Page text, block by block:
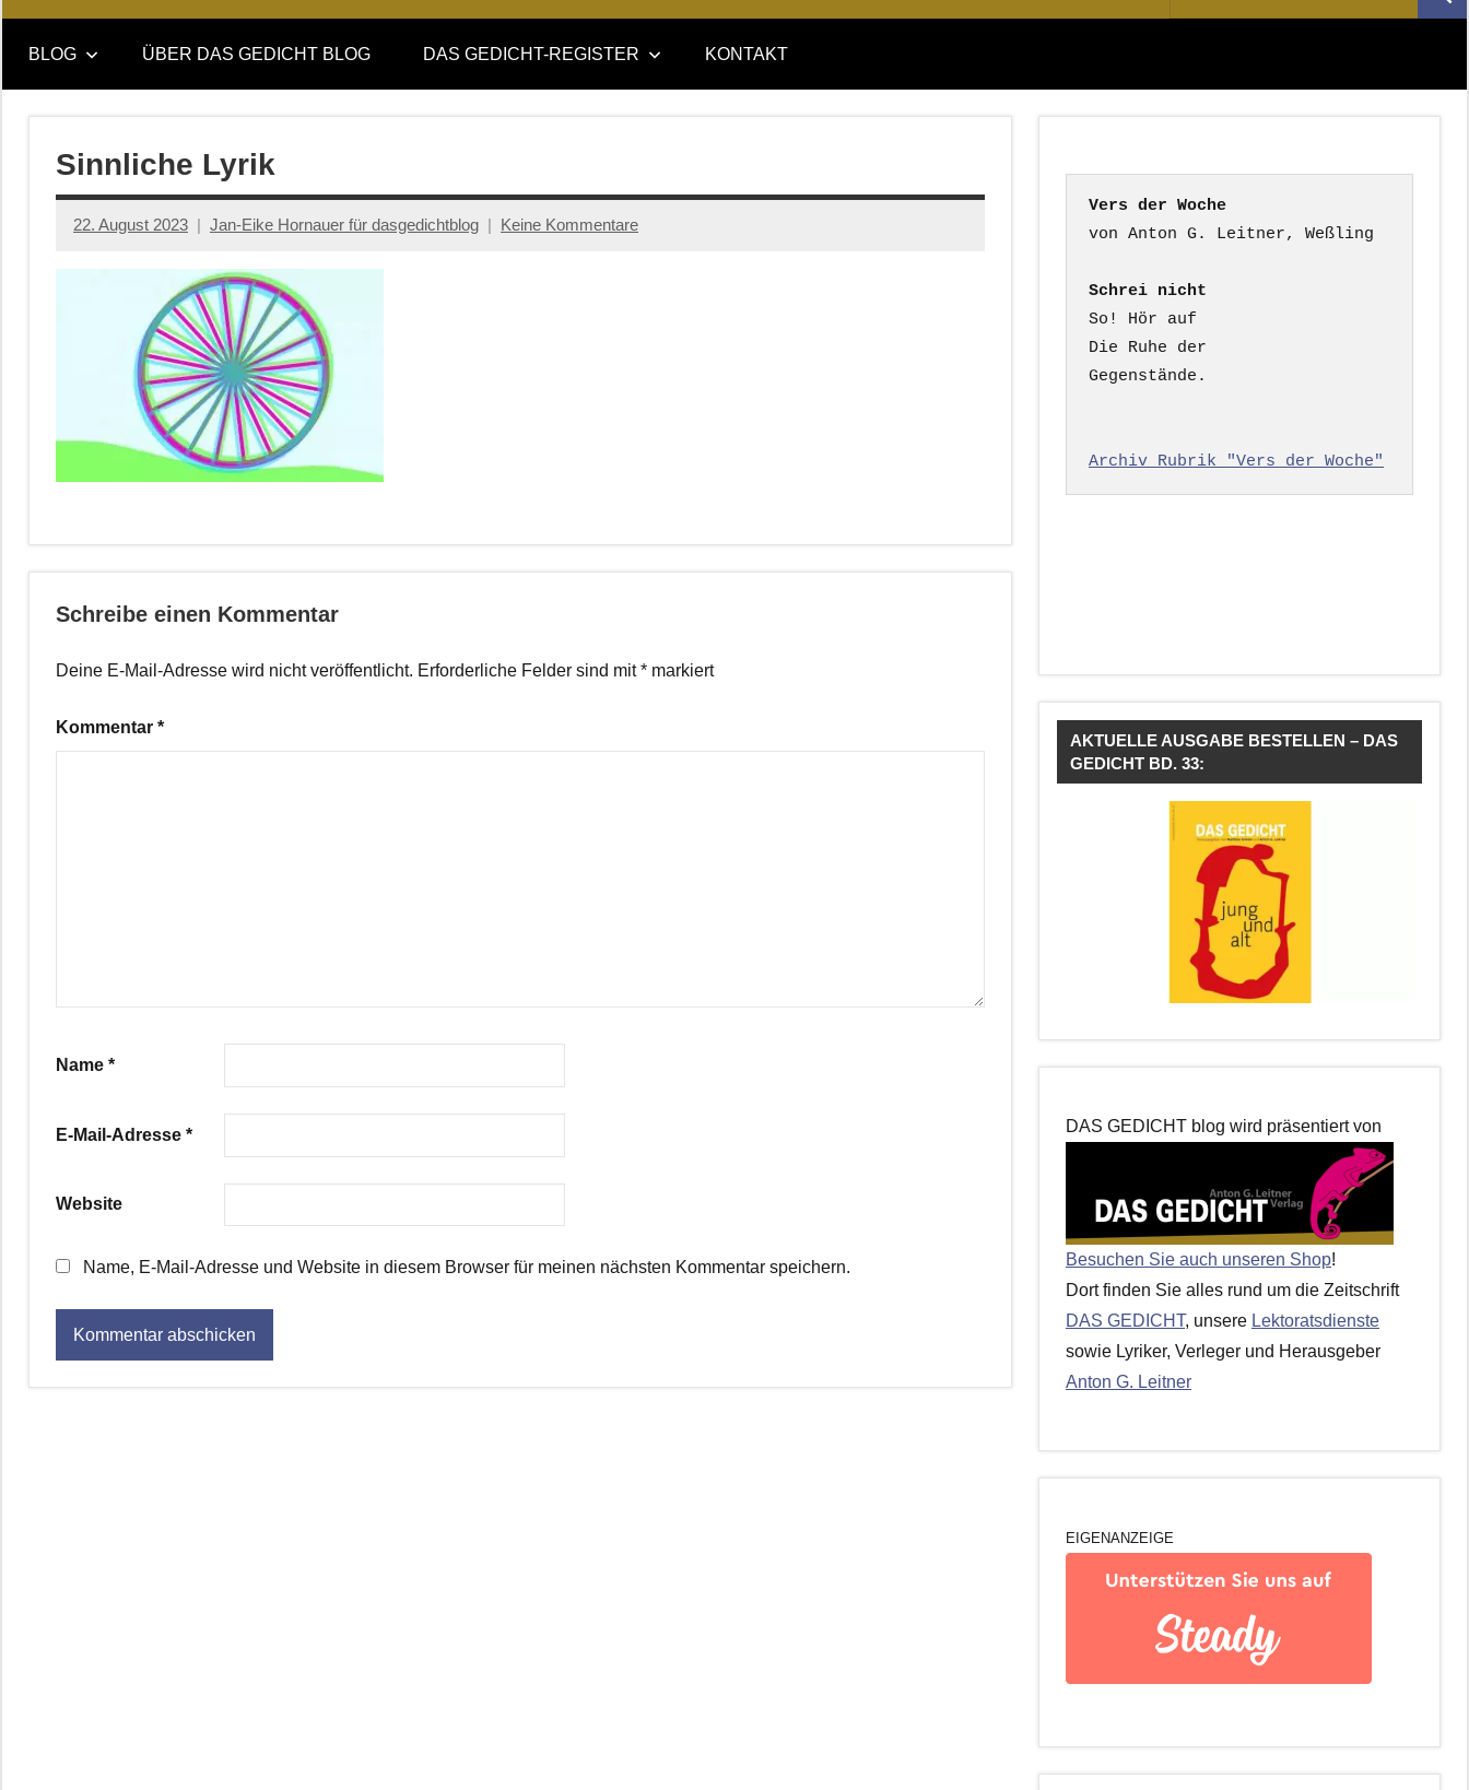
DAS
GEDICHT
blog
DAS
GEDICHT.
Zeitschrift
nach:
BLOG ÜBER DAS GEDICHT BLOG DAS GEDICHT-REGISTER KONTAKT
Sinnliche Lyrik
22. August 2023 Jan-Eike Hornauer für dasgedichtblog Keine Kommentare
Schreibe einen Kommentar
Deine E-Mail-Adresse wird nicht veröffentlicht. Erforderliche Felder sind mit* markiert
Kommentar *
Name *
E-Mail-Adresse *
Website
Name, E-Mail-Adresse und Website in diesem Browser für meinen nächsten Kommentar speichern.
Vers der Woche
Schrei nicht
So! Hör auf
Die Ruhe der
Gegenstände.
Archiv Rubrik "Vers der Woche"
AKTUELLE AUSGABE BESTELLEN – DAS
GEDICHT BD. 33:
DAS GEDICHT blog wird präsentiert von
Besuchen Sie auch unseren Shop!
Dort finden Sie alles rund um die Zeitschrift
DAS GEDICHT, unsere Lektoratsdienste
sowie Lyriker, Verleger und Herausgeber
Anton G. Leitner
EIGENANZEIGE